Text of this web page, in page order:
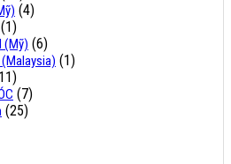
(4)
(1)
(Mỹ) (6)
(Malaysia) (1)
(7)
(25)